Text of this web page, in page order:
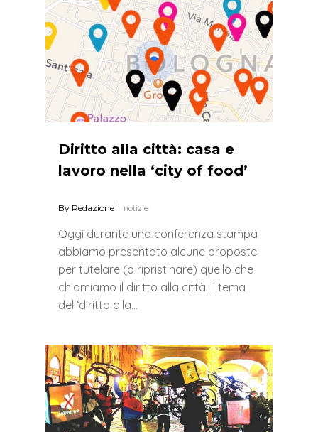
Diritto alla città: casa e
lavoro nella ‘city of food’
By Redazione notizie
Oggi durante una conferenza stampa
abbiamo presentato alcune proposte
per tutelare (o ripristinare) quello che
chiamiamo il diritto alla città. Il tema
del ‘diritto alla…
0
1